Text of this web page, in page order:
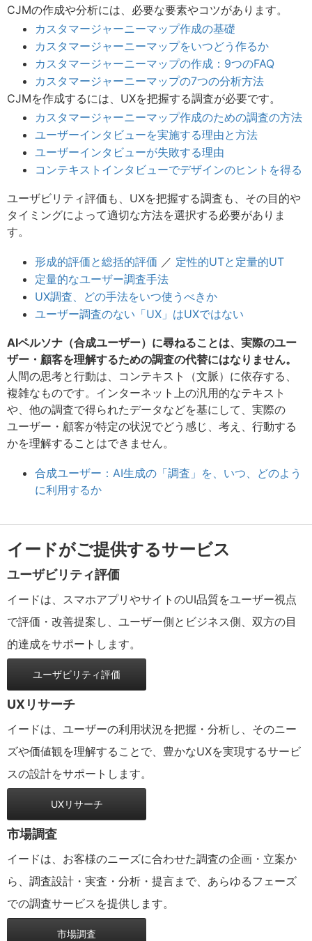
CJMの作成や分析には、必要な要素やコツがあります。
カスタマージャーニーマップ作成の基礎
カスタマージャーニーマップをいつどう作るか
カスタマージャーニーマップの作成：9つのFAQ
カスタマージャーニーマップの7つの分析方法
CJMを作成するには、UXを把握する調査が必要です。
カスタマージャーニーマップ作成のための調査の方法
ユーザーインタビューを実施する理由と方法
ユーザーインタビューが失敗する理由
コンテキストインタビューでデザインのヒントを得る
ユーザビリティ評価も、UXを把握する調査も、その目的や
タイミングによって適切な方法を選択する必要がありま
す。
形成的評価と総括的評価 ／ 定性的UTと定量的UT
定量的なユーザー調査手法
UX調査、どの手法をいつ使うべきか
ユーザー調査のない「UX」はUXではない
AIペルソナ（合成ユーザー）に尋ねることは、実際のユー
ザー・顧客を理解するための調査の代替にはなりません。
人間の思考と行動は、コンテキスト（文脈）に依存する、
複雑なものです。インターネット上の汎用的なテキスト
や、他の調査で得られたデータなどを基にして、実際の
ユーザー・顧客が特定の状況でどう感じ、考え、行動する
かを理解することはできません。
合成ユーザー：AI生成の「調査」を、いつ、どのよう
に利用するか
イードがご提供するサービス
ユーザビリティ評価
イードは、スマホアプリやサイトのUI品質をユーザー視点
で評価・改善提案し、ユーザー側とビジネス側、双方の目
的達成をサポートします。
ユーザビリティ評価
UXリサーチ
イードは、ユーザーの利用状況を把握・分析し、そのニー
ズや価値観を理解することで、豊かなUXを実現するサービ
スの設計をサポートします。
UXリサーチ
市場調査
イードは、お客様のニーズに合わせた調査の企画・立案か
ら、調査設計・実査・分析・提言まで、あらゆるフェーズ
での調査サービスを提供します。
市場調査